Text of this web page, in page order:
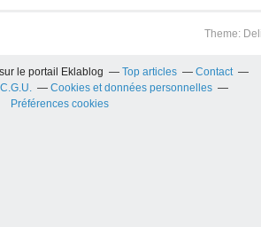
Theme:
sur le portail Eklablog Top articles
Contact
C.G.U.
Cookies et données personnelles
Préférences cookies